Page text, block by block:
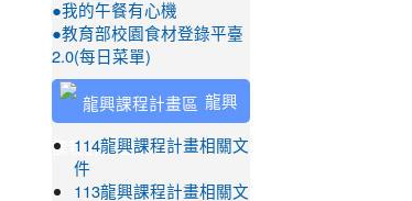
●我的午餐有心機
●教育部校園食材登錄平臺
2.0(每日菜單)
龍興
課程計畫區
114龍興課程計畫相關文
件
113龍興課程計畫相關文